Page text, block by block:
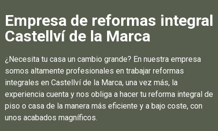
Empresa de reformas integral
Castellví de la Marca
¿Necesita tu casa un cambio grande? En nuestra empresa
somos altamente profesionales en trabajar reformas
integrales en Castellví de la Marca, una vez más, la
experiencia cuenta y nos obliga a hacer tu reforma integral de
piso o casa de la manera más eficiente y a bajo coste, con
unos acabados magníficos.